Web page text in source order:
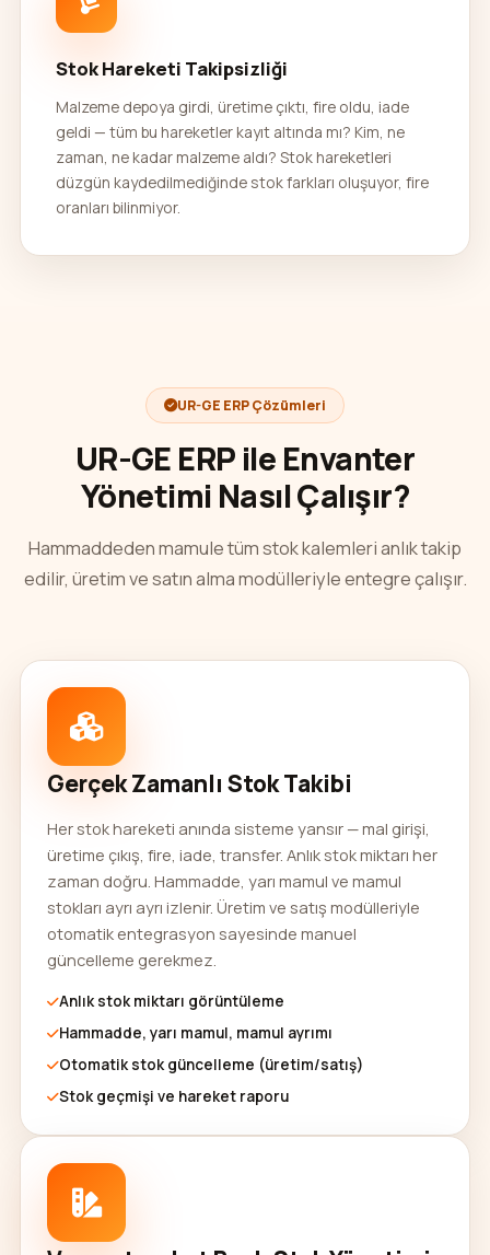
Stok Hareketi Takipsizliği
Malzeme depoya girdi, üretime çıktı, fire oldu, iade
geldi — tüm bu hareketler kayıt altında mı? Kim, ne
zaman, ne kadar malzeme aldı? Stok hareketleri
düzgün kaydedilmediğinde stok farkları oluşuyor, fire
oranları bilinmiyor.
UR-GE ERP Çözümleri
UR-GE ERP ile Envanter
Yönetimi Nasıl Çalışır?
Hammaddeden mamule tüm stok kalemleri anlık takip
edilir, üretim ve satın alma modülleriyle entegre çalışır.
Gerçek Zamanlı Stok Takibi
Her stok hareketi anında sisteme yansır — mal girişi,
üretime çıkış, fire, iade, transfer. Anlık stok miktarı her
zaman doğru. Hammadde, yarı mamul ve mamul
stokları ayrı ayrı izlenir. Üretim ve satış modülleriyle
otomatik entegrasyon sayesinde manuel
güncelleme gerekmez.
Anlık stok miktarı görüntüleme
Hammadde, yarı mamul, mamul ayrımı
Otomatik stok güncelleme (üretim/satış)
Stok geçmişi ve hareket raporu